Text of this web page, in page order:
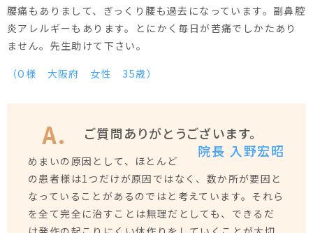
腰痛もありまして、ぎっくり腰も過去になっています。副鼻腔
炎アレルギーもあります。とにかく毎日が苦痛でしかたあり
ません。先生助けて下さい。
（O様 大阪府 女性 35歳）
ご質問ありがとうございます。
院長 入野宏昭
めまいの原因として、ほとんど
の患者様は1つだけが原因ではなく、数か所が要因と
なっていることがあるのではと考えています。それら
を全て完全に治すことは無理だとしても、できるだ